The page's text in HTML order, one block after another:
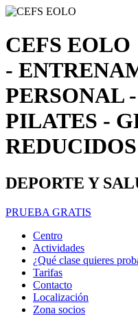
CEFS EOLO
-
PERSONAL
PILATES -
DEPORTE Y
PRUEBA GRATIS
Centro
Actividades
¿Qué clase quieres
Tarifas
Contacto
Localización
Zona socios